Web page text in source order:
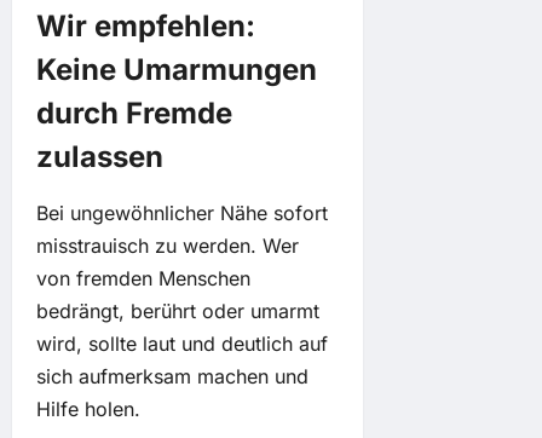
Wir empfehlen:
Keine Umarmungen
durch Fremde
zulassen
Bei ungewöhnlicher Nähe sofort
misstrauisch zu werden. Wer
von fremden Menschen
bedrängt, berührt oder umarmt
wird, sollte laut und deutlich auf
sich aufmerksam machen und
Hilfe holen.